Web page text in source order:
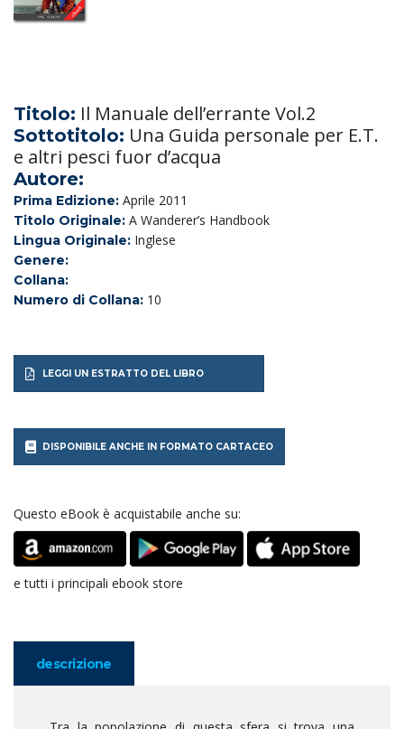
Titolo: Il Manuale dell’errante Vol.2
Sottotitolo: Una Guida personale per E.T.
e altri pesci fuor d’acqua
Autore:
Prima Edizione: Aprile 2011
Titolo Originale: A Wanderer’s Handbook
Lingua Originale: Inglese
Genere:
Collana:
Numero di Collana: 10
LEGGI UN ESTRATTO DEL LIBRO
DISPONIBILE ANCHE IN FORMATO CARTACEO
Questo eBook è acquistabile anche su:
e tutti i principali ebook store
descrizione